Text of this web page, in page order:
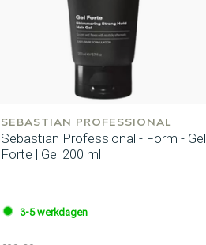
CombiDeals
SEBASTIAN PROFESSIONAL
Sebastian Professional - Form - Gel
Forte | Gel 200 ml
3-5 werkdagen